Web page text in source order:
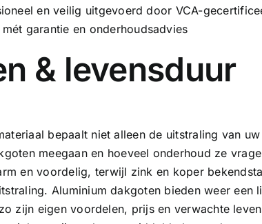
en veilig uitgevoerd door VCA-
garantie en onderhoudsadvies
& levensduur
bepaalt niet alleen de uitstraling van
meegaan en hoeveel onderhoud ze
en voordelig, terwijl zink en koper
Aluminium dakgoten bieden weer een
zijn eigen voordelen, prijs en verwachte